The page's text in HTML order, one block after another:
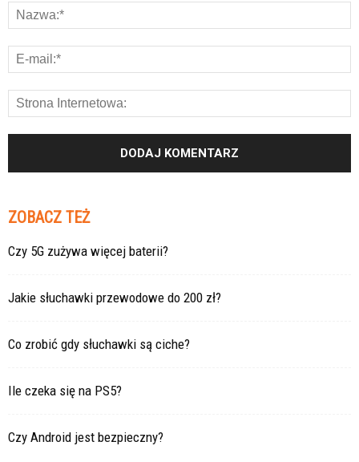
ZOBACZ TEŻ
Czy 5G zużywa więcej baterii?
Jakie słuchawki przewodowe do 200 zł?
Co zrobić gdy słuchawki są ciche?
Ile czeka się na PS5?
Czy Android jest bezpieczny?